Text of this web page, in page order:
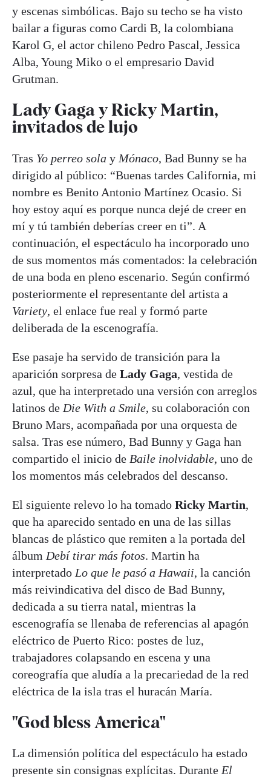
y escenas simbólicas. Bajo su techo se ha visto
bailar a figuras como Cardi B, la colombiana
Karol G, el actor chileno Pedro Pascal, Jessica
Alba, Young Miko o el empresario David
Grutman.
Lady Gaga y Ricky Martin,
invitados de lujo
Tras Yo perreo sola y Mónaco, Bad Bunny se ha
dirigido al público: “Buenas tardes California, mi
nombre es Benito Antonio Martínez Ocasio. Si
hoy estoy aquí es porque nunca dejé de creer en
mí y tú también deberías creer en ti”. A
continuación, el espectáculo ha incorporado uno
de sus momentos más comentados: la celebración
de una boda en pleno escenario. Según confirmó
posteriormente el representante del artista a
Variety, el enlace fue real y formó parte
deliberada de la escenografía.
Ese pasaje ha servido de transición para la
aparición sorpresa de Lady Gaga, vestida de
azul, que ha interpretado una versión con arreglos
latinos de Die With a Smile, su colaboración con
Bruno Mars, acompañada por una orquesta de
salsa. Tras ese número, Bad Bunny y Gaga han
compartido el inicio de Baile inolvidable, uno de
los momentos más celebrados del descanso.
El siguiente relevo lo ha tomado Ricky Martin,
que ha aparecido sentado en una de las sillas
blancas de plástico que remiten a la portada del
álbum Debí tirar más fotos. Martin ha
interpretado Lo que le pasó a Hawaii, la canción
más reivindicativa del disco de Bad Bunny,
dedicada a su tierra natal, mientras la
escenografía se llenaba de referencias al apagón
eléctrico de Puerto Rico: postes de luz,
trabajadores colapsando en escena y una
coreografía que aludía a la precariedad de la red
eléctrica de la isla tras el huracán María.
"God bless America"
La dimensión política del espectáculo ha estado
presente sin consignas explícitas. Durante El